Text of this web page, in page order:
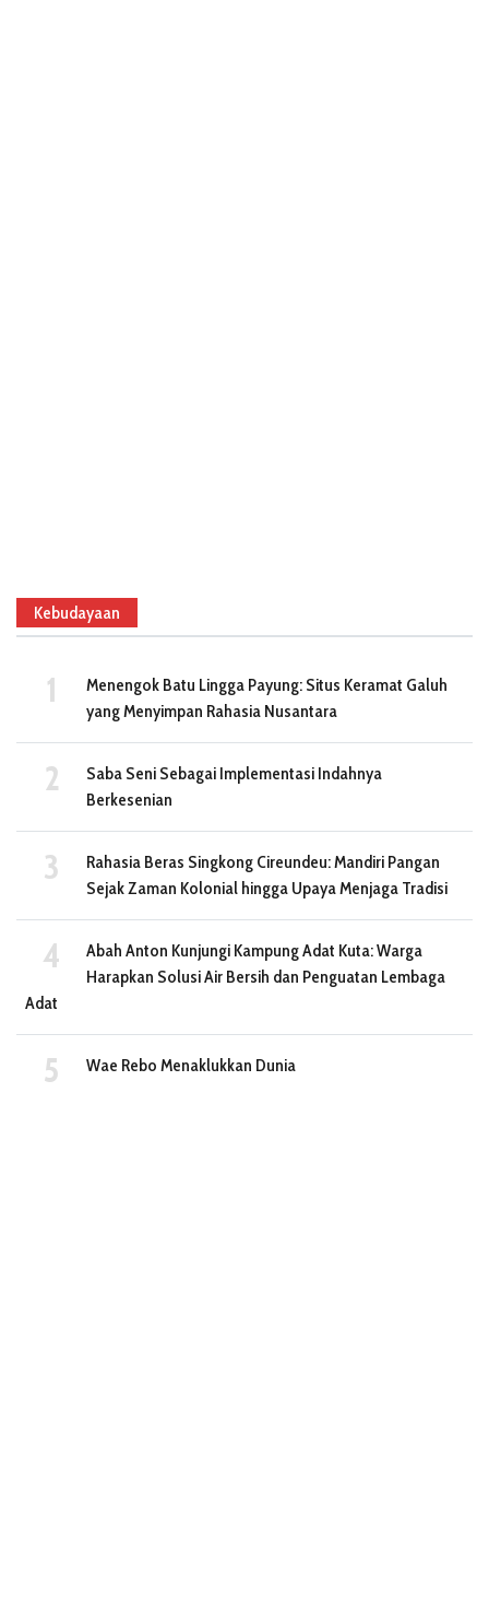
Kebudayaan
Menengok Batu Lingga Payung: Situs Keramat Galuh
yang Menyimpan Rahasia Nusantara
Saba Seni Sebagai Implementasi Indahnya
Berkesenian
Rahasia Beras Singkong Cireundeu: Mandiri Pangan
Sejak Zaman Kolonial hingga Upaya Menjaga Tradisi
Abah Anton Kunjungi Kampung Adat Kuta: Warga
Harapkan Solusi Air Bersih dan Penguatan Lembaga
Adat
Wae Rebo Menaklukkan Dunia